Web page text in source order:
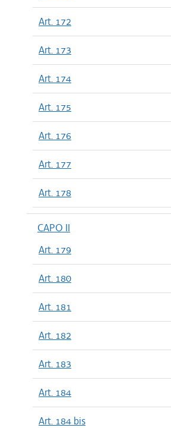
Art. 172
Art. 173
Art. 174
Art. 175
Art. 176
Art. 177
Art. 178
CAPO II
Art. 179
Art. 180
Art. 181
Art. 182
Art. 183
Art. 184
Art. 184 bis